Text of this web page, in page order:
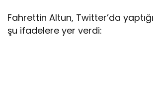
Fahrettin Altun, Twitter’da
şu ifadelere yer verdi: